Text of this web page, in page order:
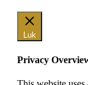
Luk
Privacy